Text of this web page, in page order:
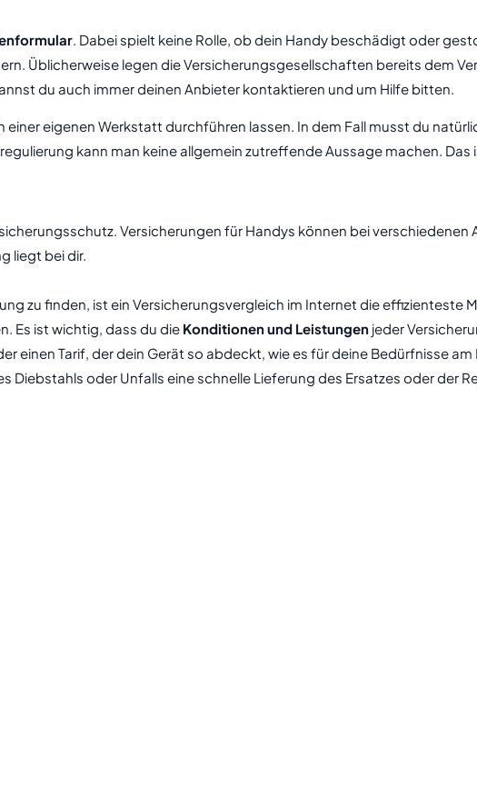
. Dabei spielt keine Rolle, ob dein Handy beschädigt oder
Üblicherweise legen die Versicherungsgesellschaften bereits dem
du auch immer deinen Anbieter kontaktieren und um Hilfe bitten.
einer eigenen Werkstatt durchführen lassen. In dem Fall musst du
kann man keine allgemein zutreffende Aussage machen.
Versicherungen für Handys können bei
liegt bei dir.
zu finden, ist ein Versicherungsvergleich im Internet die effizienteste
Es ist wichtig, dass du die Konditionen und Leistungen jeder
einen Tarif, der dein Gerät so abdeckt, wie es für deine Bedürfnisse
Diebstahls oder Unfalls eine schnelle Lieferung des Ersatzes oder der